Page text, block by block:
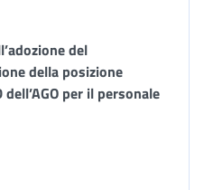
del
della posizione
per il personale